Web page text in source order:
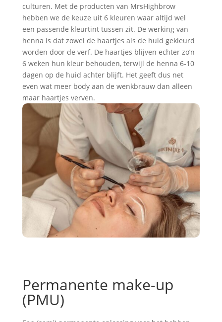
culturen. Met de producten van MrsHighbrow
hebben we de keuze uit 6 kleuren waar altijd wel
een passende kleurtint tussen zit. De werking van
henna is dat zowel de haartjes als de huid gekleurd
worden door de verf. De haartjes blijven echter zo’n
6 weken hun kleur behouden, terwijl de henna 6-10
dagen op de huid achter blijft. Het geeft dus net
even wat meer body aan de wenkbrauw dan alleen
maar haartjes verven.
Permanente make-up
(PMU)